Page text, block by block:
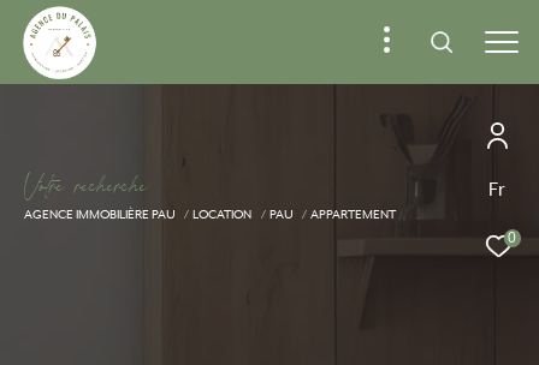
Fr
0
Votre recherche
AGENCE IMMOBILIÈRE PAU LOCATION PAU APPARTEMENT